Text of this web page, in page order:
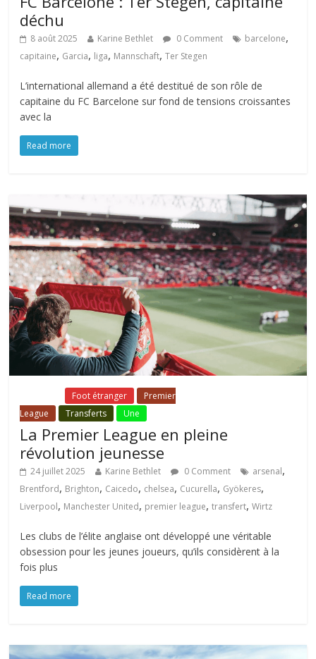
déchu
8 août 2025 Karine Bethlet 0 Comment barcelone,
capitaine, Garcia, liga, Mannschaft,Ter Stegen
L’international allemand a été destitué de son rôle de
capitaine du FC Barcelone sur fond de tensions croissantes
avec la
Read more
Foot étranger
Premier
League
Transferts Une
La Premier League en pleine
révolution jeunesse
24 juillet 2025 Karine Bethlet 0 Comment arsenal,
Brentford, Brighton, Caicedo, chelsea, Cucurella, Gyökeres,
Liverpool, Manchester United, premier league,transfert,Wirtz
Les clubs de l’élite anglaise ont développé une véritable
obsession pour les jeunes joueurs, qu’ils considèrent à la
fois plus
Read more